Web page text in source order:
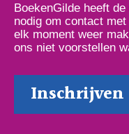
BoekenGilde heeft
nodig om contact
elk moment weer
ons niet voorstellen